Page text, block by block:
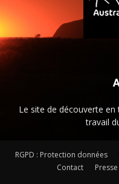
Le site de découverte
travail
RGPD : Protection données
Contact
Presse